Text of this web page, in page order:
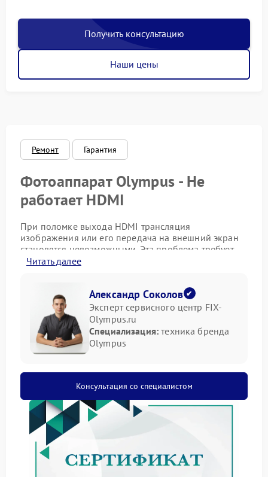
Получить консультацию
Наши цены
Ремонт Гарантия
Фотоаппарат Olympus - Не
работает HDMI
При поломке выхода HDMI трансляция
изображения или его передача на внешний экран
становятся невозможными. Эта проблема требует
профессионального подхода.
Возможные причины сбоя
Для определения точной причины необходима
аппаратная диагностика. Основные факторы
обычно таковы:
Физическое повреждение разъема HDMI.
Программный сбой, влияющий на работу
интерфейса.
Правильный ремонт Olympus всегда начинается с
точного выявления неисправного компонента.
Самостоятельные попытки вскрытия обычно
приводят к осложнениям.
Читать далее
Александр Соколов
Эксперт сервисного центр FIX-
Olympus.ru
Специализация: техника бренда
Olympus
Консультация со специалистом